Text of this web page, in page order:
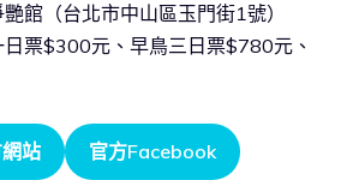
館（台北市中山區玉門街1號）
票$300元、早鳥三日票$780元、
站 官方Facebook